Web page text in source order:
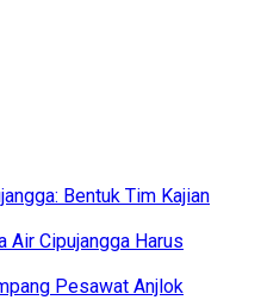
Bentuk Tim Kajian
Cipujangga Harus
Pesawat Anjlok